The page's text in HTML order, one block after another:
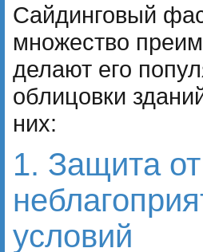
Сайдинговый
множество
делают его
облицовки
них:
1. Защита от
условий